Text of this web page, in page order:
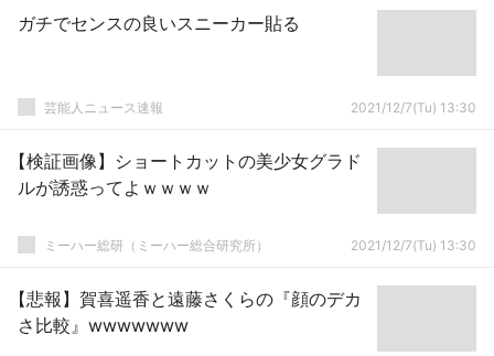
ガチでセンスの良いスニーカー貼る
芸能人ニュース速報 2021/12/7(Tu) 13:30
【検証画像】ショートカットの美少女グラド
ルが誘惑ってよｗｗｗｗ
ミーハー総研（ミーハー総合研究所） 2021/12/7(Tu) 13:30
【悲報】賀喜遥香と遠藤さくらの『顔のデカ
さ比較』wwwwwww